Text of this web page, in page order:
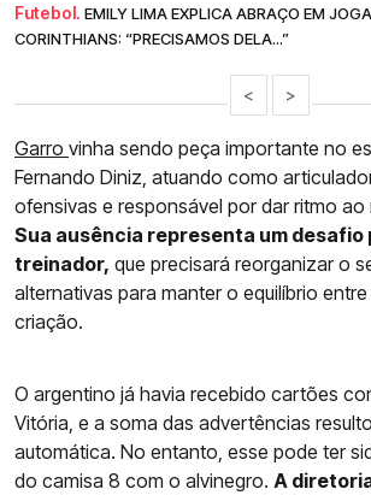
Futebol. EMILY LIMA EXPLICA ABRAÇO EM
CORINTHIANS: “PRECISAMOS DELA...”
< >
Garro vinha sendo peça importante no
Fernando Diniz, atuando como
ofensivas e responsável por dar ritmo
Sua ausência representa um desafio
treinador, que precisará reorganizar o
alternativas para manter o equilíbrio
criação.
O argentino já havia recebido cartões
Vitória, e a soma das advertências
automática. No entanto, esse pode ter
do camisa 8 com o alvinegro. A